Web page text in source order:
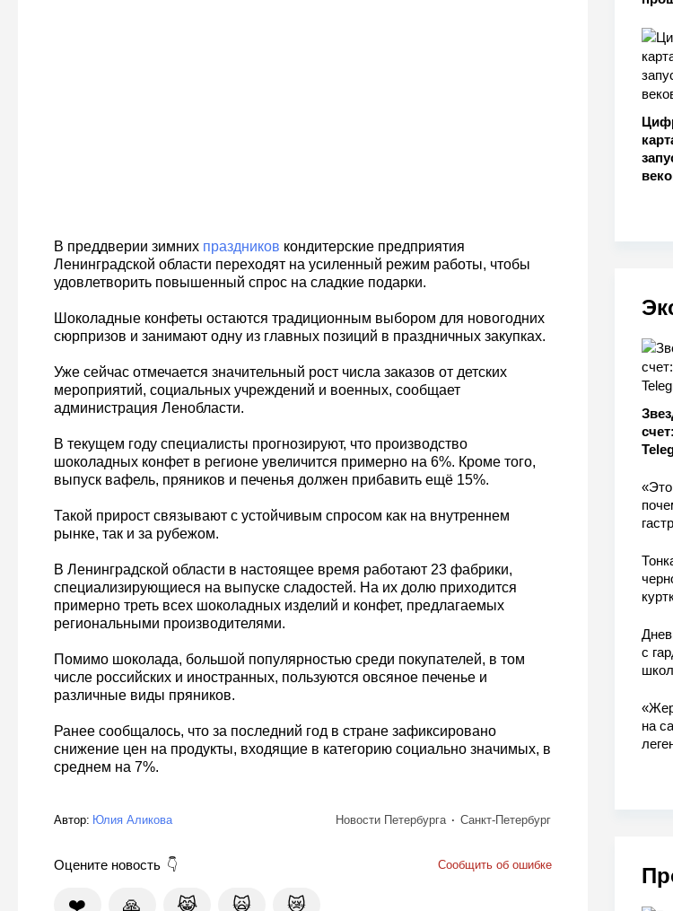
«Это
с
на
В преддверии зимних праздников кондитерские предприятия
Ленинградской области переходят на усиленный режим работы, чтобы
удовлетворить повышенный спрос на сладкие подарки.
Шоколадные конфеты остаются традиционным выбором для новогодних
сюрпризов и занимают одну из главных позиций в праздничных закупках.
Уже сейчас отмечается значительный рост числа заказов от детских
мероприятий, социальных учреждений и военных, сообщает
администрация Ленобласти.
В текущем году специалисты прогнозируют, что производство
шоколадных конфет в регионе увеличится примерно на 6%. Кроме того,
выпуск вафель, пряников и печенья должен прибавить ещё 15%.
Такой прирост связывают с устойчивым спросом как на внутреннем
рынке, так и за рубежом.
В Ленинградской области в настоящее время работают 23 фабрики,
специализирующиеся на выпуске сладостей. На их долю приходится
примерно треть всех шоколадных изделий и конфет, предлагаемых
региональными производителями.
Помимо шоколада, большой популярностью среди покупателей, в том
числе российских и иностранных, пользуются овсяное печенье и
различные виды пряников.
Ранее сообщалось, что за последний год в стране зафиксировано
снижение цен на продукты, входящие в категорию социально значимых, в
среднем на 7%.
Автор: Юлия Аликова Новости Петербурга Санкт-Петербург
Оцените новость Сообщить об ошибке
❤️ 🙏 😹 🙀 😿